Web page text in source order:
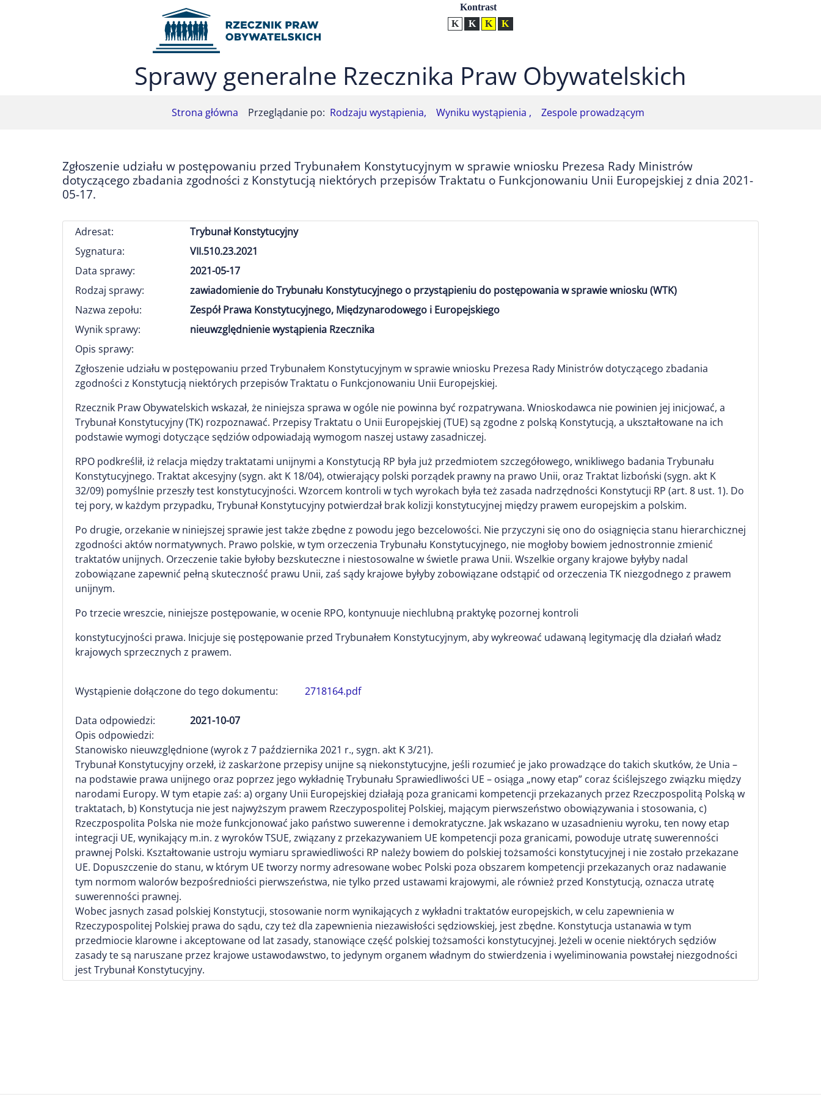
Przejdź do menu głównego (nacisnij Enter)
Przejdź do mapy serwisu (nacisnij Enter) UstawieniaKontrast
Kontrast normalny
Kontrast biały tekst na czarnym
Kontrast czarny tekst na żółtym
Sprawy generalne Rzecznika Praw Obywatelskich
Strona główna Przeglądanie po: Rodzaju wystąpienia, Wyniku wystąpienia , Zespole prowadzącym
Zgłoszenie udziału w postępowaniu przed Trybunałem Konstytucyjnym w sprawie wniosku Prezesa Rady Ministrów
dotyczącego zbadania zgodności z Konstytucją niektórych przepisów Traktatu o Funkcjonowaniu Unii Europejskiej z dnia 2021-
05-17.
Adresat:
Trybunał Konstytucyjny
Sygnatura:
VII.510.23.2021
Data sprawy:
2021-05-17
Rodzaj sprawy:
zawiadomienie do Trybunału Konstytucyjnego o przystąpieniu do postępowania w sprawie wniosku (WTK)
Nazwa zepołu:
Zespół Prawa Konstytucyjnego, Międzynarodowego i Europejskiego
Wynik sprawy:
nieuwzględnienie wystąpienia Rzecznika
Opis sprawy:
Zgłoszenie udziału w postępowaniu przed Trybunałem Konstytucyjnym w sprawie wniosku Prezesa Rady Ministrów dotyczącego zbadania
zgodności z Konstytucją niektórych przepisów Traktatu o Funkcjonowaniu Unii Europejskiej.
Rzecznik Praw Obywatelskich wskazał, że niniejsza sprawa w ogóle nie powinna być rozpatrywana. Wnioskodawca nie powinien jej inicjować, a
Trybunał Konstytucyjny (TK) rozpoznawać. Przepisy Traktatu o Unii Europejskiej (TUE) są zgodne z polską Konstytucją, a ukształtowane na ich
podstawie wymogi dotyczące sędziów odpowiadają wymogom naszej ustawy zasadniczej.
RPO podkreślił, iż relacja między traktatami unijnymi a Konstytucją RP była już przedmiotem szczegółowego, wnikliwego badania Trybunału
Konstytucyjnego. Traktat akcesyjny (sygn. akt K 18/04), otwierający polski porządek prawny na prawo Unii, oraz Traktat lizboński (sygn. akt K
32/09) pomyślnie przeszły test konstytucyjności. Wzorcem kontroli w tych wyrokach była też zasada nadrzędności Konstytucji RP (art. 8 ust. 1). Do
tej pory, w każdym przypadku, Trybunał Konstytucyjny potwierdzał brak kolizji konstytucyjnej między prawem europejskim a polskim.
Po drugie, orzekanie w niniejszej sprawie jest także zbędne z powodu jego bezcelowości. Nie przyczyni się ono do osiągnięcia stanu hierarchicznej
zgodności aktów normatywnych. Prawo polskie, w tym orzeczenia Trybunału Konstytucyjnego, nie mogłoby bowiem jednostronnie zmienić
traktatów unijnych. Orzeczenie takie byłoby bezskuteczne i niestosowalne w świetle prawa Unii. Wszelkie organy krajowe byłyby nadal
zobowiązane zapewnić pełną skuteczność prawu Unii, zaś sądy krajowe byłyby zobowiązane odstąpić od orzeczenia TK niezgodnego z prawem
unijnym.
Po trzecie wreszcie, niniejsze postępowanie, w ocenie RPO, kontynuuje niechlubną praktykę pozornej kontroli
konstytucyjności prawa. Inicjuje się postępowanie przed Trybunałem Konstytucyjnym, aby wykreować udawaną legitymację dla działań władz
krajowych sprzecznych z prawem.
Wystąpienie dołączone do tego dokumentu: 2718164.pdf
Data odpowiedzi:
2021-10-07
Opis odpowiedzi:
Stanowisko nieuwzględnione (wyrok z 7 października 2021 r., sygn. akt K 3/21).
Trybunał Konstytucyjny orzekł, iż zaskarżone przepisy unijne są niekonstytucyjne, jeśli rozumieć je jako prowadzące do takich skutków, że Unia –
na podstawie prawa unijnego oraz poprzez jego wykładnię Trybunału Sprawiedliwości UE – osiąga „nowy etap” coraz ściślejszego związku między
narodami Europy. W tym etapie zaś: a) organy Unii Europejskiej działają poza granicami kompetencji przekazanych przez Rzeczpospolitą Polską w
traktatach, b) Konstytucja nie jest najwyższym prawem Rzeczypospolitej Polskiej, mającym pierwszeństwo obowiązywania i stosowania, c)
Rzeczpospolita Polska nie może funkcjonować jako państwo suwerenne i demokratyczne. Jak wskazano w uzasadnieniu wyroku, ten nowy etap
integracji UE, wynikający m.in. z wyroków TSUE, związany z przekazywaniem UE kompetencji poza granicami, powoduje utratę suwerenności
prawnej Polski. Kształtowanie ustroju wymiaru sprawiedliwości RP należy bowiem do polskiej tożsamości konstytucyjnej i nie zostało przekazane
UE. Dopuszczenie do stanu, w którym UE tworzy normy adresowane wobec Polski poza obszarem kompetencji przekazanych oraz nadawanie
tym normom walorów bezpośredniości pierwszeństwa, nie tylko przed ustawami krajowymi, ale również przed Konstytucją, oznacza utratę
suwerenności prawnej.
Wobec jasnych zasad polskiej Konstytucji, stosowanie norm wynikających z wykładni traktatów europejskich, w celu zapewnienia w
Rzeczypospolitej Polskiej prawa do sądu, czy też dla zapewnienia niezawisłości sędziowskiej, jest zbędne. Konstytucja ustanawia w tym
przedmiocie klarowne i akceptowane od lat zasady, stanowiące część polskiej tożsamości konstytucyjnej. Jeżeli w ocenie niektórych sędziów
zasady te są naruszane przez krajowe ustawodawstwo, to jedynym organem władnym do stwierdzenia i wyeliminowania powstałej niezgodności
jest Trybunał Konstytucyjny.